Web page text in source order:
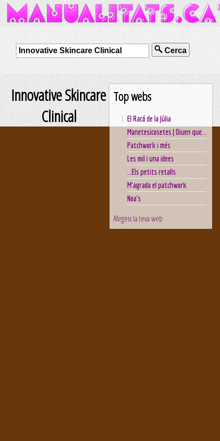
Cerca
Top webs
El Racó de la Júlia
Manetesicosetes | Diuen que...
Patchwork i més
Les mil i una idees
...Els petits retalls
M'agrada el patchwork
Noa's
Afegeix la teva web
Innovative Skincare
Clinical